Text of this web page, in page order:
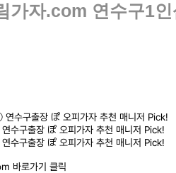
가자.com 연수구1
수구출장 ぽ 오피가자 추천 매니저 Pick!
수구출장 ぽ 오피가자 추천 매니저 Pick!
수구출장 ぽ 오피가자 추천 매니저 Pick!
바로가기 클릭